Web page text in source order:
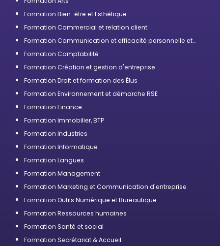
Formation Bien-être et Esthétique
Formation Commercial et relation client
Formation Communication et efficacité personnelle et
Formation Comptabilité
Formation Création et gestion d'entreprise
Formation Droit et formation des Élus
Formation Environnement et démarche RSE
Formation Finance
Formation Immobilier, BTP
Formation Industries
Formation Informatique
Formation Langues
Formation Management
Formation Marketing et Communication d'entreprise
Formation Outils Numérique et Bureautique
Formation Ressources humaines
Formation Santé et social
Formation Secrétariat & Accueil